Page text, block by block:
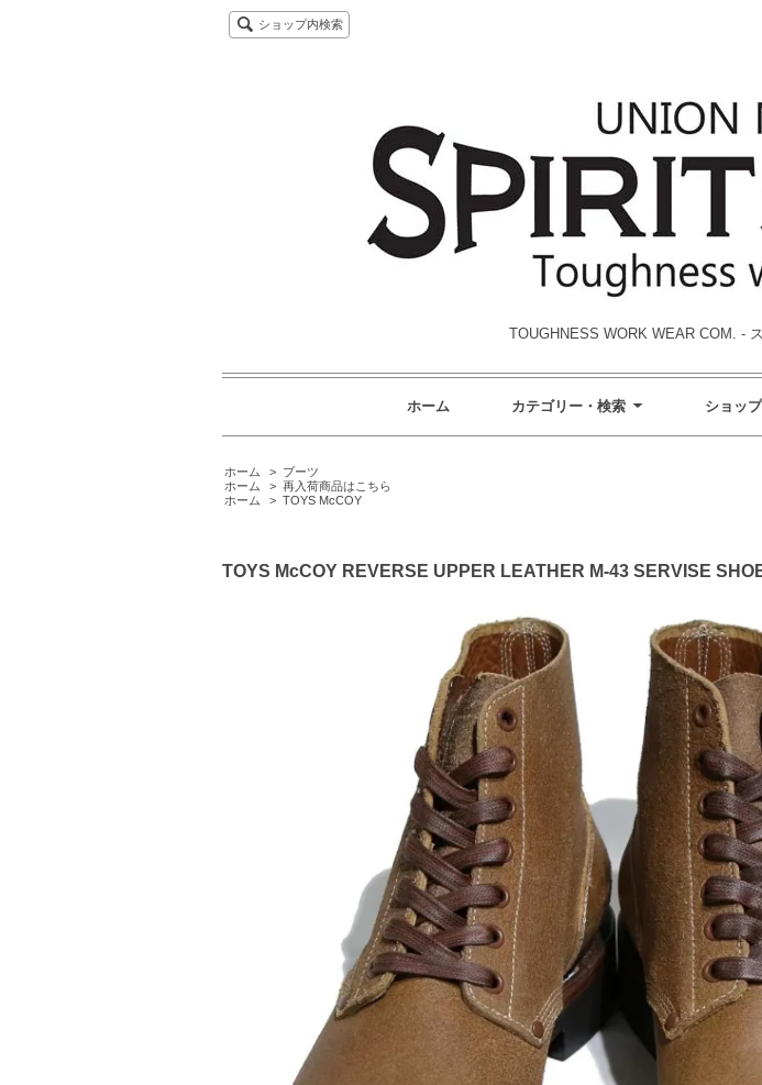
ショップ内検索
TOUGHNESS WORK WEAR COM. -
ホーム カテゴリー・検索 ショッ
ホーム > ブーツ
ホーム
> 再入荷商品はこちら
ホーム
> TOYS McCOY
TOYS McCOY REVERSE UPPER LEATHER M-43 SERVISE